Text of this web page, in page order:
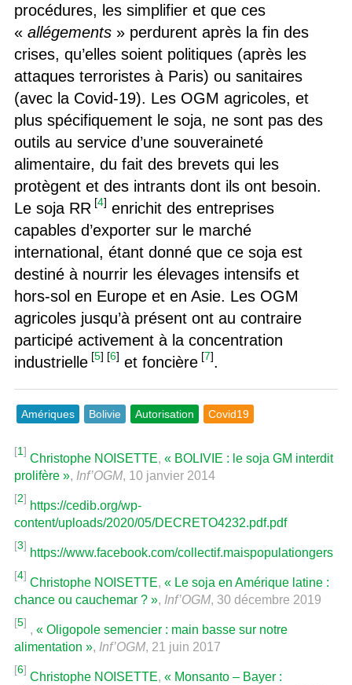
procédures, les simplifier et que ces
« allégements» perdurent après la fin des
crises, qu’elles soient politiques (après les
attaques terroristes à Paris) ou sanitaires
(avec la Covid-19). Les OGM agricoles, et
plus spécifiquement le soja, ne sont pas des
outils au service d’une souveraineté
alimentaire, du fait des brevets qui les
protègent et des intrants dont ils ont besoin.
Le soja RR [4] enrichit des entreprises
capables d’exporter sur le marché
international, étant donné que ce soja est
destiné à nourrir les élevages intensifs et
hors-sol en Europe et en Asie. Les OGM
agricoles jusqu’à présent ont au contraire
participé activement à la concentration
industrielle [5] [6] et foncière [7].
Amériques Bolivie Autorisation Covid19
[1]
Christophe NOISETTE, « BOLIVIE : le soja GM interdit
prolifère », Inf’OGM, 10 janvier 2014
[2]
https://cedib.org/wp-
content/uploads/2020/05/DECRETO4232.pdf.pdf
[3]
https://www.facebook.com/collectif.maispopulationgers
[4]
Christophe NOISETTE, « Le soja en Amérique latine :
chance ou cauchemar ? », Inf’OGM, 30 décembre 2019
[5]
, « Oligopole semencier : main basse sur notre
alimentation », Inf’OGM, 21 juin 2017
[6]
Christophe NOISETTE, « Monsanto – Bayer :